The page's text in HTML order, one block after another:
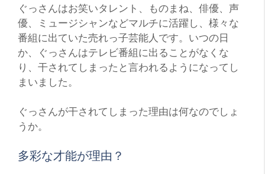
ぐっさんはお笑いタレント、ものまね、俳優、声
優、ミュージシャンなどマルチに活躍し、様々な
番組に出ていた売れっ子芸能人です。いつの日
か、ぐっさんはテレビ番組に出ることがなくな
り、干されてしまったと言われるようになってし
まいました。
ぐっさんが干されてしまった理由は何なのでしょ
うか。
多彩な才能が理由？